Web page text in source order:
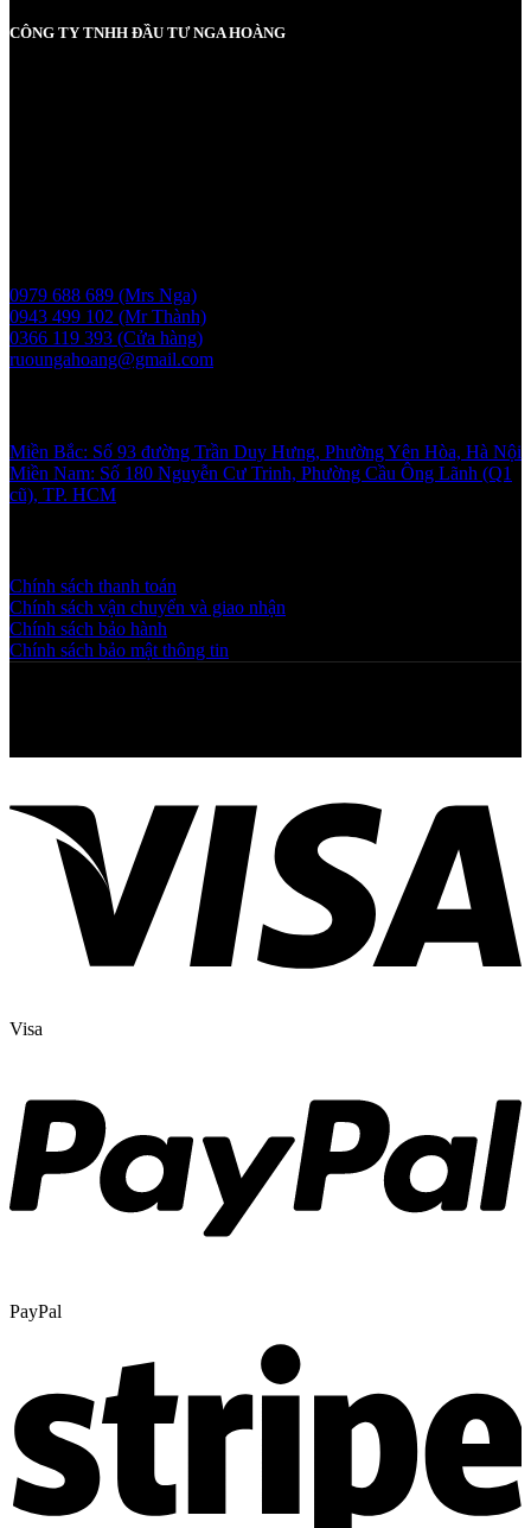
CÔNG TY TNHH ĐẦU TƯ NGA HOÀNG
0979 688 689 (Mrs Nga)
0943 499 102 (Mr Thành)
0366 119 393 (Cửa hàng)
ruoungahoang@gmail.com
Miền Bắc: Số 93 đường Trần Duy Hưng, Phường Yên Hòa, Hà Nội
Miền Nam: Số 180 Nguyễn Cư Trinh, Phường Cầu Ông Lãnh (Q1
cũ), TP. HCM
Chính sách thanh toán
Chính sách vận chuyển và giao nhận
Chính sách bảo hành
Chính sách bảo mật thông tin
Visa
PayPal